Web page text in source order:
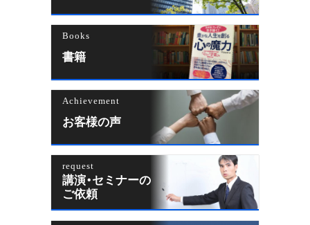
Books
書籍
Achievement
お客様の声
request
講演・セミナーの
ご依頼